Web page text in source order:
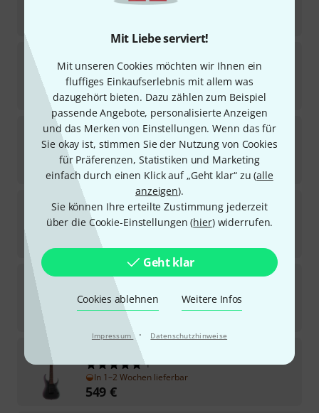
Mit Liebe serviert!
Mit unseren Cookies möchten wir Ihnen ein
fluffiges Einkaufserlebnis mit allem was
dazugehört bieten. Dazu zählen zum Beispiel
passende Angebote, personalisierte Anzeigen
und das Merken von Einstellungen. Wenn das für
Sie okay ist, stimmen Sie der Nutzung von Cookies
für Präferenzen, Statistiken und Marketing
einfach durch einen Klick auf „Geht klar“ zu (alle
anzeigen).
Sie können Ihre erteilte Zustimmung jederzeit
über die Cookie-Einstellungen (hier) widerrufen.
Geht klar
Cookies ablehnen Weitere Infos
Impressum · Datenschutzhinweise
In 4–5 Wochen lieferbar
2
Sofort lieferbar
1.749 €
IbanezRG8527-BRE
2
Lieferbar in mehreren Monaten
2.999 €
Ibanez AZ24047-BK
Lieferbar in mehreren Monaten
2.249
Ibanezj.custom RG8527-BSR
Auf Anfrage
€
RGA742EX-BAM
1
In 1–2 Wochen lieferbar
549 €